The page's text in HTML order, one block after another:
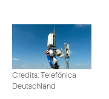
Credits: Telefónica
Deutschland